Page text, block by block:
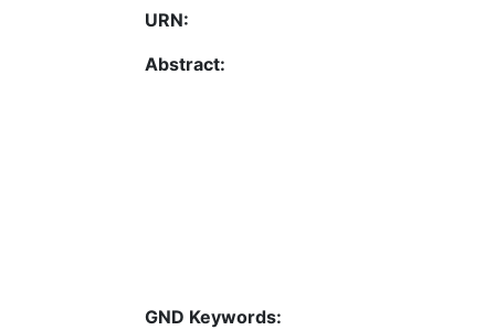
URN:
Abstract:
GND Keywords: